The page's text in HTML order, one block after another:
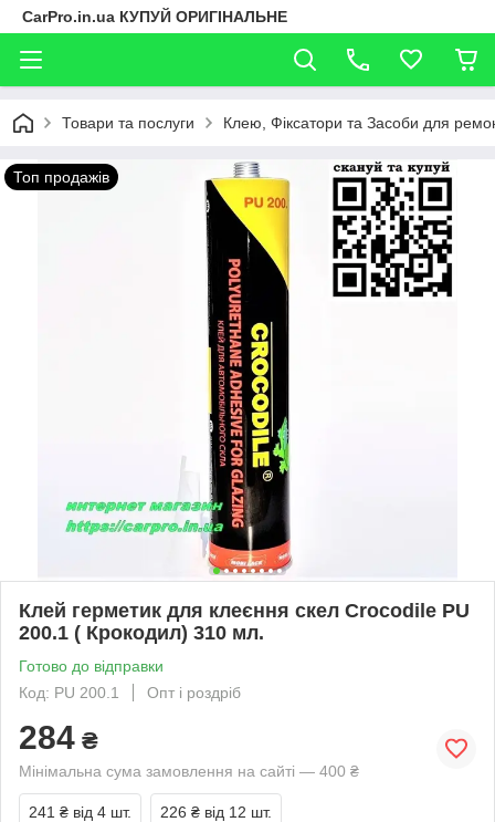
CarPro.in.ua КУПУЙ ОРИГІНАЛЬНЕ
Товари та послуги Клею, Фіксатори та Засоби для
Топ продажів
Клей герметик для клеєння скел Crocodile PU
200.1 ( Крокодил) 310 мл.
Готово до відправки
Код: PU 200.1
Опт і роздріб
284 ₴
Мінімальна сума замовлення на сайті — 400 ₴
241 ₴ від 4 шт. 226 ₴ від 12 шт.